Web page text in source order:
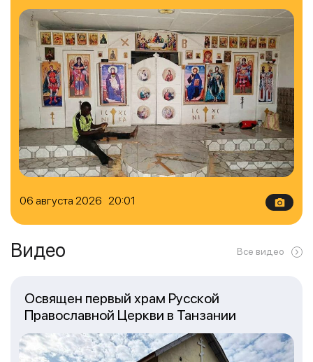
06 августа 2026 20:01
Видео Все видео
Освящен первый храм Русской
Православной Церкви в Танзании